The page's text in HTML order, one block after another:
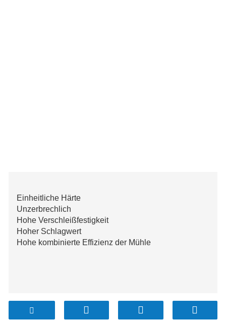
Einheitliche Härte
Unzerbrechlich
Hohe Verschleißfestigkeit
Hoher Schlagwert
Hohe kombinierte Effizienz der Mühle